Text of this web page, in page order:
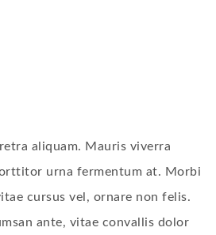
aliquam. Mauris viverra
urna fermentum at. Morbi
cursus vel, ornare non felis.
ante, vitae convallis dolor